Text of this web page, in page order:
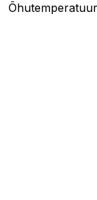
Õhutemperatuur